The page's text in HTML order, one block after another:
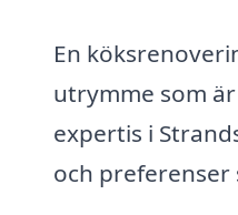
En
utrymme som
expertis i
och